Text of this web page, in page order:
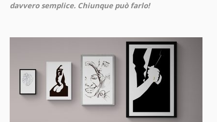
davvero semplice. Chiunque può farlo!